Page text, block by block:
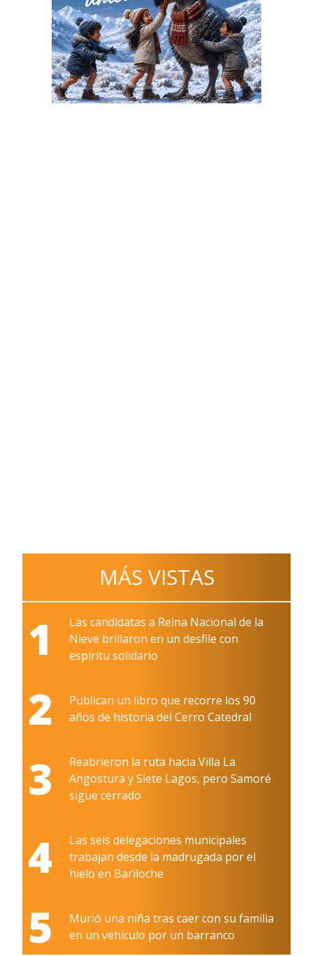
MÁS VISTAS
1
Las candidatas a Reina Nacional de la
Nieve brillaron en un desfile con
espíritu solidario
2
Publican un libro que recorre los 90
años de historia del Cerro Catedral
3
Reabrieron la ruta hacia Villa La
Angostura y Siete Lagos, pero Samoré
sigue cerrado
4
Las seis delegaciones municipales
trabajan desde la madrugada por el
hielo en Bariloche
5
Murió una niña tras caer con su familia
en un vehículo por un barranco